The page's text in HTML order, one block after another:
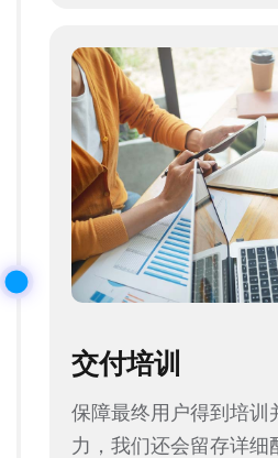
交付培训
保障最终用户得到培训
力，我们还会留存详细